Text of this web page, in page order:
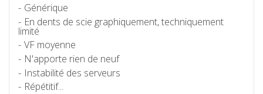
Générique
En dents de scie graphiquement, techniquement
limité
VF moyenne
N'apporte rien de neuf
Instabilité des serveurs
Répétitif...